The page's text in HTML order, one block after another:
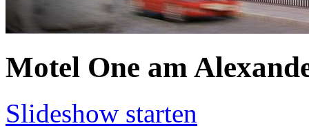
Motel One am
Slideshow starten